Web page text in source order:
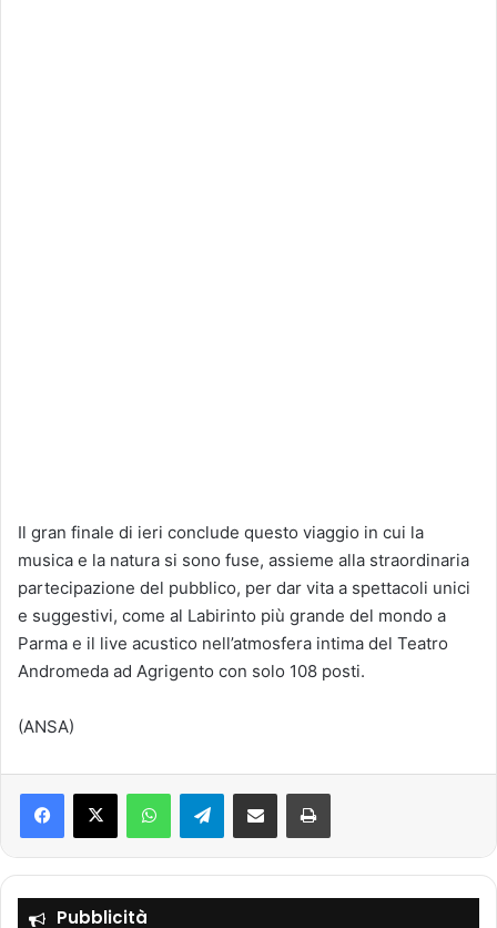
Il gran finale di ieri conclude questo viaggio in cui la
musica e la natura si sono fuse, assieme alla straordinaria
partecipazione del pubblico, per dar vita a spettacoli unici
e suggestivi, come al Labirinto più grande del mondo a
Parma e il live acustico nell’atmosfera intima del Teatro
Andromeda ad Agrigento con solo 108 posti.
(ANSA)
Telegram
Pubblicità